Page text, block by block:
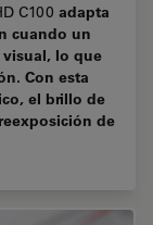
C100 adapta
cuando un
lo que
Con esta
el brillo de
de